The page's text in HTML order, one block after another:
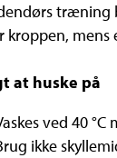
træning
kroppen,
at huske på
ved 40
ikke